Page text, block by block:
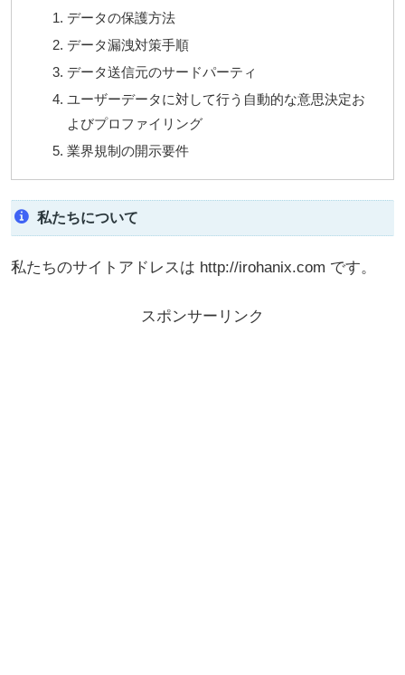
データの保護方法
データ漏洩対策手順
データ送信元のサードパーティ
ユーザーデータに対して行う自動的な意思決定お
よびプロファイリング
業界規制の開示要件
私たちについて
私たちのサイトアドレスは http://irohanix.com です。
スポンサーリンク